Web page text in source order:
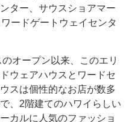
ター、サウスショアマー
ードゲートウェイセンタ
オープン以来、このエリ
ウェアハウスとワードセ
スは個性的なお店が数多
、2階建てのハワイらしい
カルに人気のファッショ